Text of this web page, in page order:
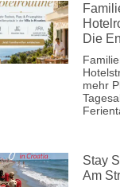
Die
mehr
Stay
Am